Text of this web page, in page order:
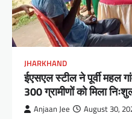
JHARKHAND
ईएसएल स्टील ने पूर्वी महल
300 ग्रामीणों को मिला
Anjaan Jee August 30,